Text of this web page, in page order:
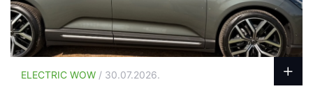
ELECTRIC WOW / 30.07.2026.